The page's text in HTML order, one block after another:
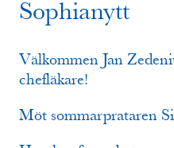
Sophianytt
Välkommen Jan
chefläkare!
Möt sommarprataren